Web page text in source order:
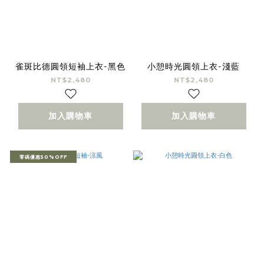
雀斑比德圓領短袖上衣-黑色
NT$2,480
加入購物車
小憩時光圓領上衣-淺藍
NT$2,480
加入購物車
零碼優惠50%OFF